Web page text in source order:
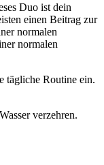
Duo ist dein
einen Beitrag zur
normalen
normalen
tägliche Routine ein.
verzehren.